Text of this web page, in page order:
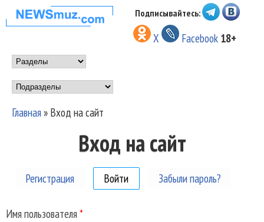
Перейти к основному
содержанию
НОВОСТИ
МУЗЫКИ И
ШОУ БИЗНЕСА
NEWSMUZ.COM
Подписывайтесь:
X Facebook 18+
Main menu
Подразделы
Вы здесь
Главная» Вход на сайт
Вход на сайт
Регистрация Войти (активная вкладка)
Забыли пароль?
Имя пользователя *